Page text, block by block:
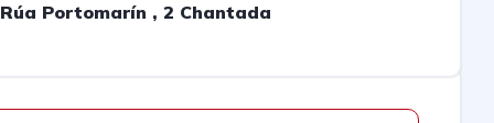
Rúa Portomarín , 2 Chantada